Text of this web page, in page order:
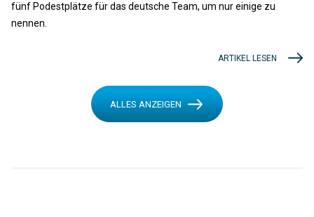
fünf Podestplätze für das deutsche Team, um nur einige zu
nennen.
ARTIKEL LESEN
ALLES ANZEIGEN